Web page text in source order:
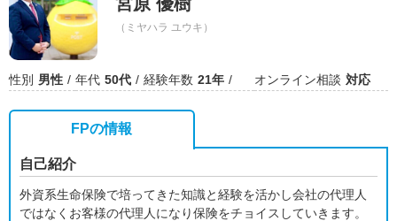
（ミヤハラ ユウキ）
性別 男性 年代 50代 経験年数 21年 オンライン相談 対応
FPの情報
自己紹介
外資系生命保険で培ってきた知識と経験を活かし会社の代理人
ではなくお客様の代理人になり保険をチョイスしていきます。